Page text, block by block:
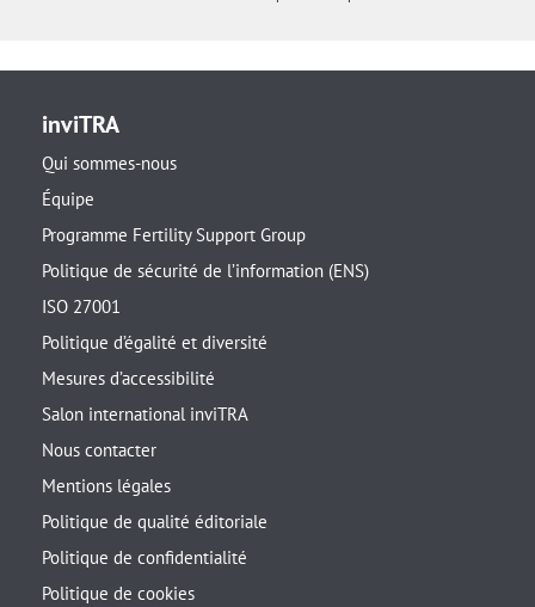
inviTRA
Qui sommes-nous
Équipe
Programme Fertility Support Group
Politique de sécurité de l’information (ENS)
ISO 27001
Politique d’égalité et diversité
Mesures d’accessibilité
Salon international inviTRA
Nous contacter
Mentions légales
Politique de qualité éditoriale
Politique de confidentialité
Politique de cookies